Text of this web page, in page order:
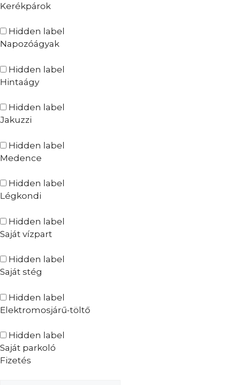
Kerékpárok
Hidden label
Napozóágyak
Hidden label
Hintaágy
Hidden label
Jakuzzi
Hidden label
Medence
Hidden label
Légkondi
Hidden label
Saját vízpart
Hidden label
Saját stég
Hidden label
Elektromosjárű-töltő
Hidden label
Saját parkoló
Fizetés